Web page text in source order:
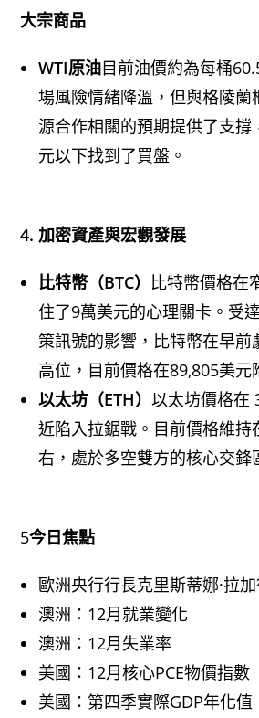
大宗商品
WTI原油目前油價約為每桶
場風險情緒降溫，但與格陵蘭
源合作相關的預期提供了支撐
元以下找到了買盤。
4. 加密資產與宏觀發展
比特幣（BTC） 比特幣價格在
住了9萬美元的心理關卡。受
策訊號的影響，比特幣在早前
高位，目前價格在89,805美元
以太坊（ETH）以太坊價格在
近陷入拉鋸戰。目前價格維持
右，處於多空雙方的核心交鋒
5今日焦點
歐洲央行行長克里斯蒂娜·拉
澳洲：12月就業變化
澳洲：12月失業率
美國：12月核心PCE物價指數
美國：第四季實際GDP年化值